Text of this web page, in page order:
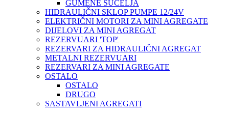
GUMENE SUČELJA
HIDRAULIČNI SKLOP PUMPE 12/24V
ELEKTRIČNI MOTORI ZA MINI AGREGATE
DIJELOVI ZA MINI AGREGAT
REZERVUARI 'TOP'
REZERVARI ZA HIDRAULIČNI AGREGAT
METALNI REZERVUARI
REZERVARI ZA MINI AGREGATE
OSTALO
OSTALO
DRUGO
SASTAVLJENI AGREGATI